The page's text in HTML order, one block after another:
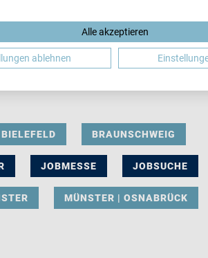
BIELEFELD BRAUNSCHWEIG
JOBMESSE JOBSUCHE
MÜNSTER | OSNABRÜCK
Alle akzeptieren
ablehnen